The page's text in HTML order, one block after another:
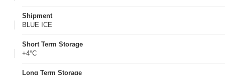
Shipment
BLUE ICE
Short Term Storage
+4°C
Long Term Storage